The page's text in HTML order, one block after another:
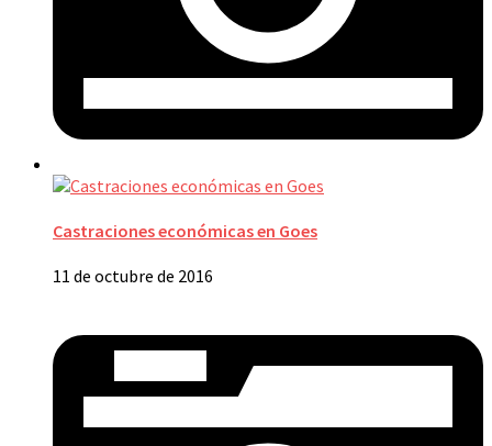
Castraciones económicas en Goes
11 de octubre de 2016